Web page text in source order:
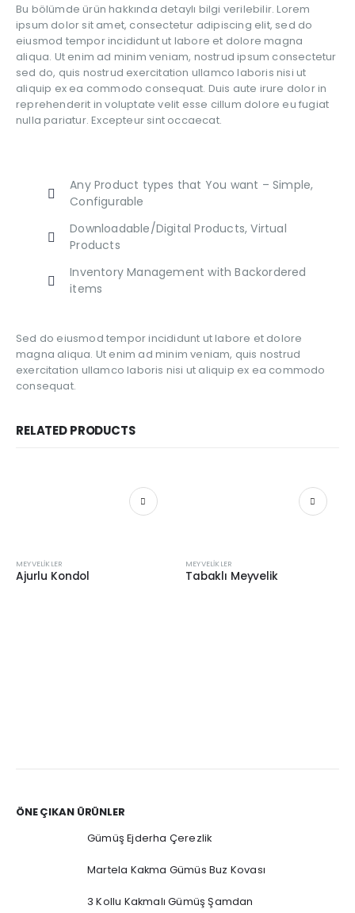
Bu bölümde ürün hakkında detaylı bilgi verilebilir. Lorem
ipsum dolor sit amet, consectetur adipiscing elit, sed do
eiusmod tempor incididunt ut labore et dolore magna
aliqua. Ut enim ad minim veniam, nostrud ipsum consectetur
sed do, quis nostrud exercitation ullamco laboris nisi ut
aliquip ex ea commodo consequat. Duis aute irure dolor in
reprehenderit in voluptate velit esse cillum dolore eu fugiat
nulla pariatur. Excepteur sint occaecat.
Any Product types that You want – Simple,
Configurable
Downloadable/Digital Products, Virtual
Products
Inventory Management with Backordered
items
Sed do eiusmod tempor incididunt ut labore et dolore
magna aliqua. Ut enim ad minim veniam, quis nostrud
exercitation ullamco laboris nisi ut aliquip ex ea commodo
consequat.
RELATED PRODUCTS
MEYVELIKLER
Ajurlu Kondol
MEYVELIKLER
Tabaklı Meyvelik
ÖNE ÇIKAN ÜRÜNLER
Gümüş Ejderha Çerezlik
Martela Kakma Gümüs Buz Kovası
3 Kollu Kakmalı Gümüş Şamdan